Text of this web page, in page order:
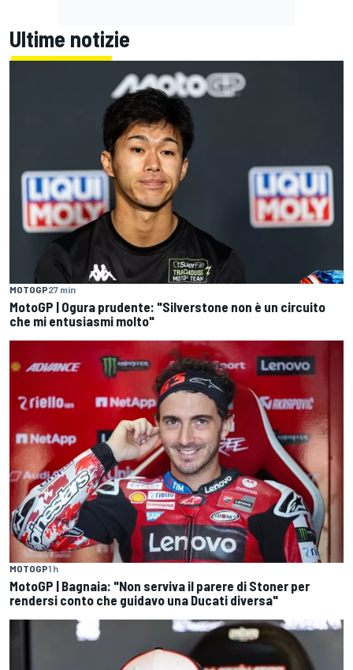
Ultime notizie
MOTOGP27 min
MotoGP | Ogura prudente: "Silverstone non è un circuito
che mi entusiasmi molto"
MOTOGP1 h
MotoGP | Bagnaia: "Non serviva il parere di Stoner per
rendersi conto che guidavo una Ducati diversa"